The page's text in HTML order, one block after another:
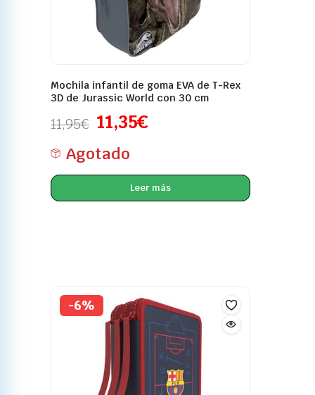
Mochila infantil de goma EVA de T-Rex
3D de Jurassic World con 30 cm
11,95€ 11,35€
Agotado
Leer más
-6%